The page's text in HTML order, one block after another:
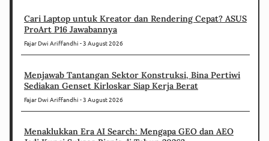
Cari Laptop untuk Kreator dan Rendering Cepat? ASUS
ProArt P16 Jawabannya
Fajar Dwi Ariffandhi 3 August 2026
Menjawab Tantangan Sektor Konstruksi, Bina Pertiwi
Sediakan Genset Kirloskar Siap Kerja Berat
Fajar Dwi Ariffandhi 3 August 2026
Menaklukkan Era AI Search: Mengapa GEO dan AEO